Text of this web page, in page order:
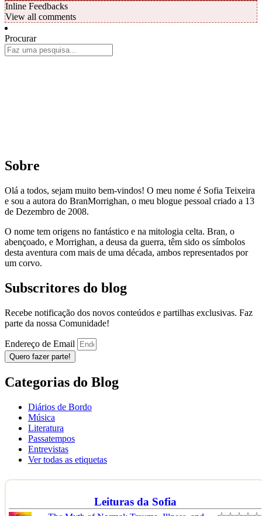
Inline Feedbacks
View all comments
Procurar
Sobre
Olá a todos, sejam muito bem-vindos! O meu nome é Sofia Teixeira
e sou a autora do BranMorrighan, o meu blogue pessoal criado a 13
de Dezembro de 2008.
O nome tem origens no fantástico e na mitologia celta. Bran, o
abençoado, e Morrighan, a deusa da guerra, têm sido os símbolos
desta aventura com mais de uma década, ambos representados por
um corvo.
Subscritores do blog
Recebe notificação dos novos conteúdos e partilhas exclusivas. Faz
parte da nossa Comunidade!
Endereço de Email
Quero fazer parte!
Categorias do Blog
Diários de Bordo
Música
Literatura
Passatempos
Entrevistas
Ver todas as etiquetas
Leituras da Sofia